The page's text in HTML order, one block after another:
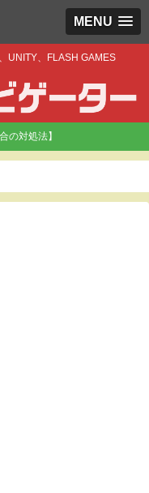
MENU
UNITY、FLASH GAMES
の対処法】